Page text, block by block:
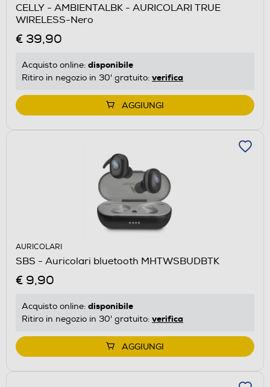
CELLY - AMBIENTALBK - AURICOLARI TRUE
WIRELESS-Nero
€ 39,90
Acquisto online: disponibile
Ritiro in negozio in 30' gratuito: verifica
AGGIUNGI
AURICOLARI
SBS - Auricolari bluetooth MHTWSBUDBTK
€ 9,90
Acquisto online: disponibile
Ritiro in negozio in 30' gratuito: verifica
AGGIUNGI